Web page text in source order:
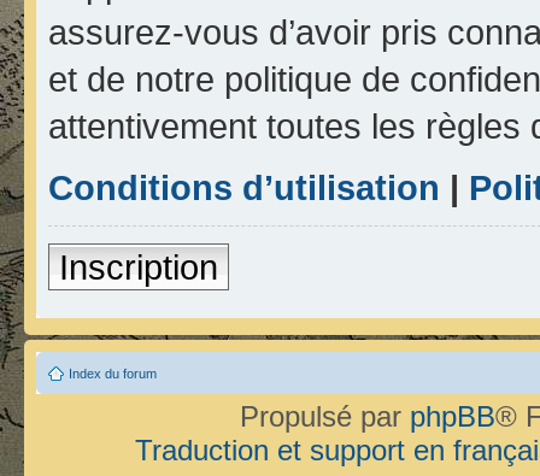
assurez-vous d’avoir pris
et de notre politique de
attentivement toutes les règles
Conditions d’utilisation |
Inscription
Index du forum
Propulsé par phpBB®
Traduction et support en